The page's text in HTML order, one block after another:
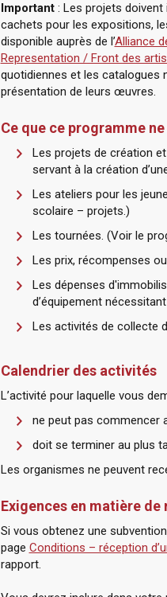
Important: Les projets doivent
cachets pour les expositions,
disponible auprès de l’Alliance
Representation / Front des
quotidiennes et les catalogues
présentation de leurs œuvres.
Ce que ce programme
Les projets de création
servant à la création
Les ateliers pour les
scolaire – projets.)
Les tournées. (Voir le
Les prix, récompenses
Les dépenses
d’équipement
Les activités de collecte
Calendrier des activités
L’activité pour laquelle vous
ne peut pas commencer
doit se terminer au plus
Les organismes ne peuvent
Exigences en matière de
Si vous obtenez une
page Conditions – réception
rapport.